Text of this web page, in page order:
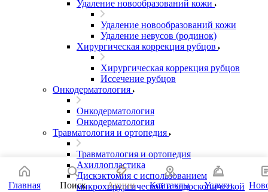
Удаление новообразований кожи
Удаление новообразований кожи
Удаление невусов (родинок)
Хирургическая коррекция рубцов
Хирургическая коррекция рубцов
Иссечение рубцов
Онкодерматология
Онкодерматология
Онкодерматология
Травматология и ортопедия
Травматология и ортопедия
Ахиллопластика
Дискэктомия с использованием
микрохирургической и эндоскопической
Главная Поиск Акции Контакты Услуги